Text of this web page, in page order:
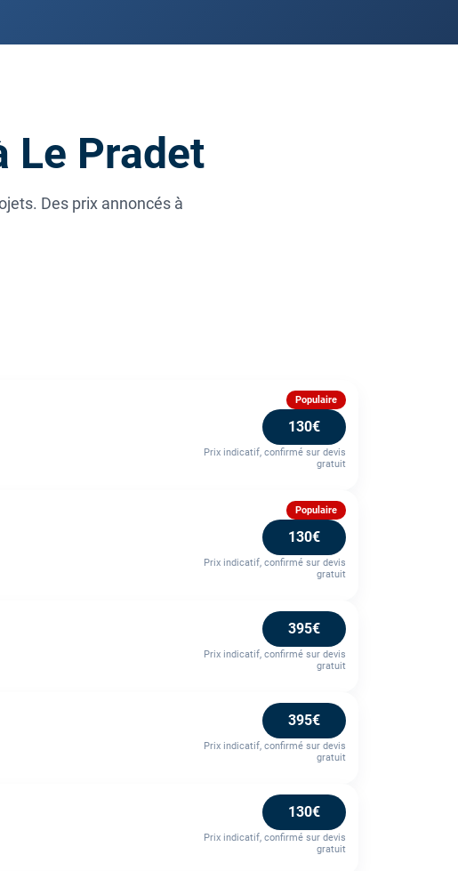
Le Pradet
Des prix annoncés à
Populaire
130€
Prix indicatif, confirmé sur devis
gratuit
Populaire
130€
Prix indicatif, confirmé sur devis
gratuit
395€
Prix indicatif, confirmé sur devis
gratuit
395€
Prix indicatif, confirmé sur devis
gratuit
130€
Prix indicatif, confirmé sur devis
gratuit